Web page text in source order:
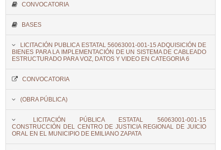
CONVOCATORIA
BASES
LICITACIÓN PUBLICA ESTATAL 56063001-001-15 ADQUISICIÓN DE
BIENES PARA LA IMPLEMENTACIÓN DE UN SISTEMA DE CABLEADO
ESTRUCTURADO PARA VOZ, DATOS Y VIDEO EN CATEGORIA 6
CONVOCATORIA
(OBRA PÚBLICA)
LICITACIÓN PÚBLICA ESTATAL 56063001-001-15
CONSTRUCCIÓN DEL CENTRO DE JUSTICIA REGIONAL DE JUICIO
ORAL EN EL MUNICIPIO DE EMILIANO ZAPATA